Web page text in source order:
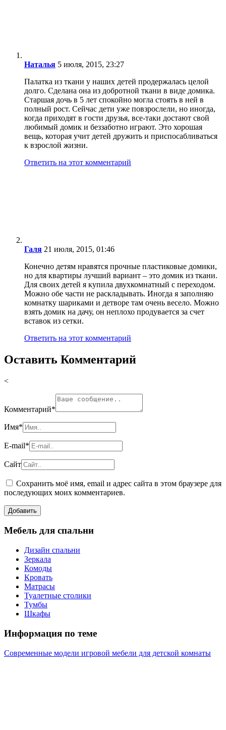
Наталья 5 июля, 2015, 23:27
Палатка из ткани у наших детей продержалась целой
долго. Сделана она из добротной ткани в виде домика.
Старшая дочь в 5 лет спокойно могла стоять в ней в
полный рост. Сейчас дети уже повзрослели, но иногда,
когда приходят в гости друзья, все-таки достают свой
любимый домик и беззаботно играют. Это хорошая
вещь, которая учит детей дружить и приспосабливаться
к взрослой жизни.
Ответить на этот комментарий
Галя 21 июля, 2015, 01:46
Конечно детям нравятся прочные пластиковые домики,
но для квартиры лучший вариант – это домик из ткани.
Для своих детей я купила двухкомнатный с переходом.
Можно обе части не раскладывать. Иногда я заполняю
комнатку шариками и детворе там очень весело. Можно
взять домик на дачу, он неплохо продувается за счет
вставок из сетки.
Ответить на этот комментарий
Оставить Комментарий
<
Комментарий*
Имя*
E-mail*
Сайт
Сохранить моё имя, email и адрес сайта в этом браузере для
последующих моих комментариев.
Мебель для спальни
Дизайн спальни
Зеркала
Комоды
Кровать
Матрасы
Туалетные столики
Тумбы
Шкафы
Информация по теме
Современные модели игровой мебели для детской комнаты